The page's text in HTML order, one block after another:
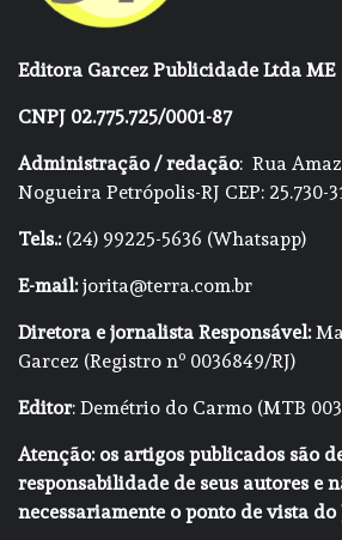
Editora Garcez Publicidade Ltda ME
CNPJ 02.775.725/0001-87
Administração / redação: Rua
Nogueira Petrópolis-RJ CEP: 25.730-
Tels.:(24) 99225-5636 (Whatsapp)
E-mail:jorita@terra.com.br
Diretora e jornalista Responsável:
Garcez (Registro nº 0036849/RJ)
Editor: Demétrio do Carmo (MTB
Atenção: os artigos publicados são
responsabilidade de seus autores e
necessariamente o ponto de vista do